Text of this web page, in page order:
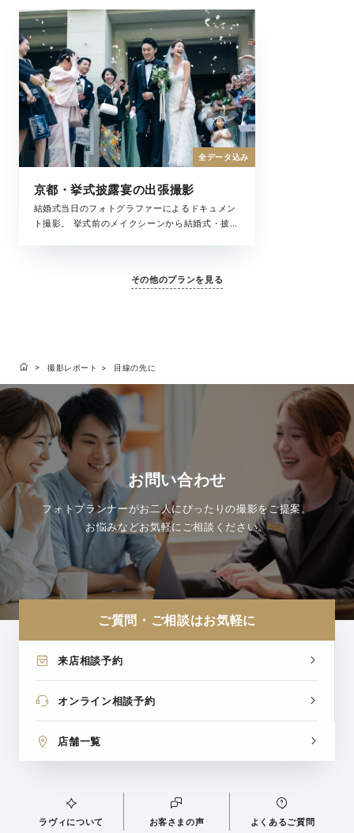
京都・挙式披露宴の出張撮影
結婚式当日のフォトグラファーによるドキュメン
ト撮影。 挙式前のメイクシーンから結婚式・披露
全データ込み
その他のプランを見る
撮影レポート 目線の先に
お問い合わせ
フォトプランナーがお二人にぴったりの撮影をご提案。
お悩みなどお気軽にご相談ください。
ご質問・ご相談はお気軽に
来店相談予約
オンライン相談予約
店舗一覧
ラヴィについて お客さまの声 よくあるご質問